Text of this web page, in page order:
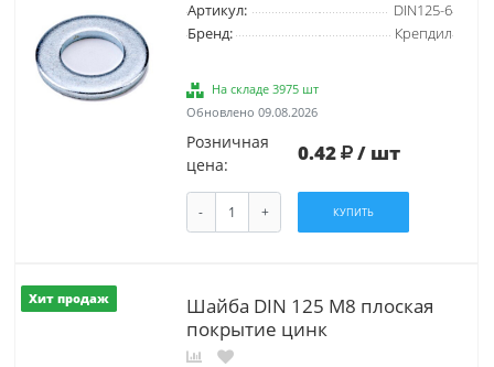
Артикул:
DIN125-6
Бренд:
Крепдил
На складе 3975 шт
Обновлено 09.08.2026
Розничная
цена:
0.42 / шт
- + КУПИТЬ
Хит продаж
Шайба DIN 125 М8 плоская
покрытие цинк